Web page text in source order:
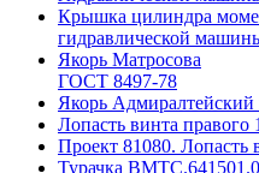
Крышка цилиндра
гидравлической
Якорь Матросова
ГОСТ 8497-78
Якорь Адмиралтейский
Лопасть винта правого
Проект 81080. Лопасть
Турачка